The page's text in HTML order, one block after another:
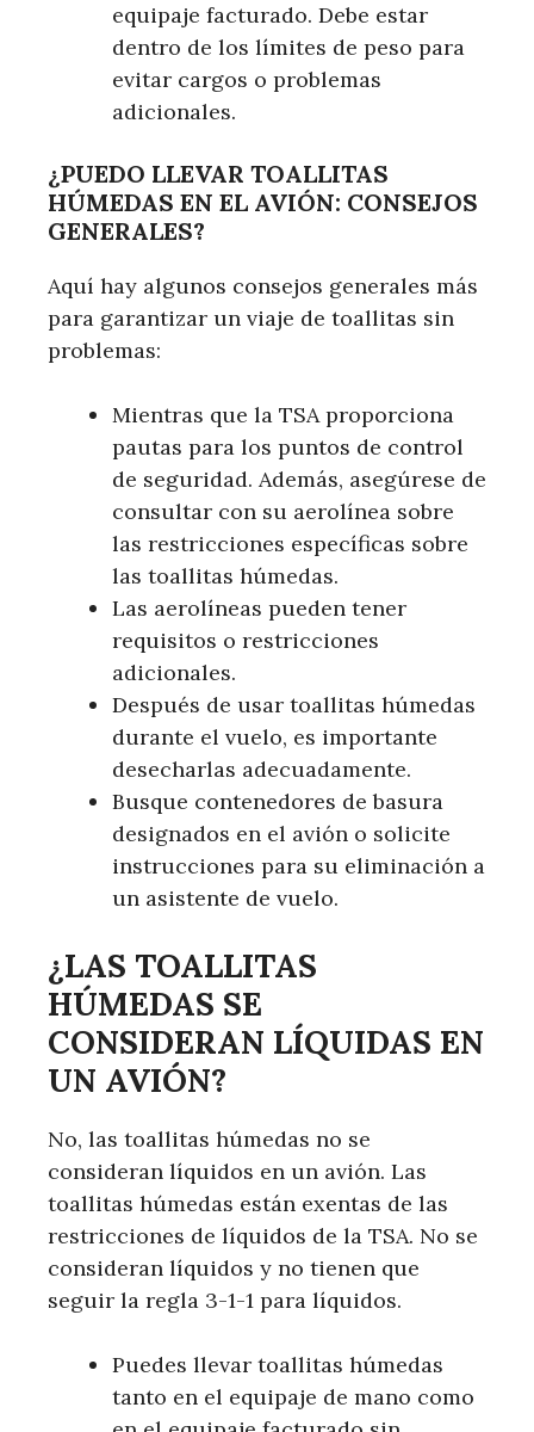
equipaje facturado. Debe estar
dentro de los límites de peso para
evitar cargos o problemas
adicionales.
¿PUEDO LLEVAR TOALLITAS
HÚMEDAS EN EL AVIÓN: CONSEJOS
GENERALES?
Aquí hay algunos consejos generales más
para garantizar un viaje de toallitas sin
problemas:
Mientras que la TSA proporciona
pautas para los puntos de control
de seguridad. Además, asegúrese de
consultar con su aerolínea sobre
las restricciones específicas sobre
las toallitas húmedas.
Las aerolíneas pueden tener
requisitos o restricciones
adicionales.
Después de usar toallitas húmedas
durante el vuelo, es importante
desecharlas adecuadamente.
Busque contenedores de basura
designados en el avión o solicite
instrucciones para su eliminación a
un asistente de vuelo.
¿LAS TOALLITAS
HÚMEDAS SE
CONSIDERAN LÍQUIDAS EN
UN AVIÓN?
No, las toallitas húmedas no se
consideran líquidos en un avión. Las
toallitas húmedas están exentas de las
restricciones de líquidos de la TSA. No se
consideran líquidos y no tienen que
seguir la regla 3-1-1 para líquidos.
Puedes llevar toallitas húmedas
tanto en el equipaje de mano como